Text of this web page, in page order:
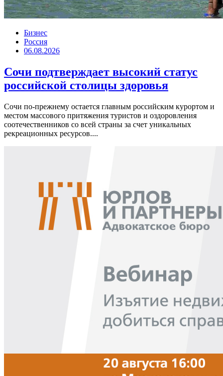
Бизнес
Россия
06.08.2026
Сочи подтверждает высокий статус
российской столицы здоровья
Сочи по-прежнему остается главным российским курортом и
местом массового притяжения туристов и оздоровления
соотечественников со всей страны за счет уникальных
рекреационных ресурсов....